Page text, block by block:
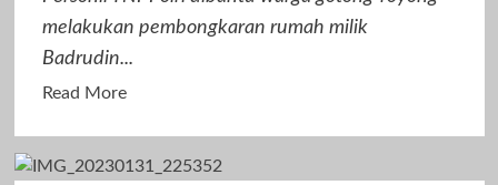
GOR
Cipondoh
melakukan pembongkaran rumah milik
Badrudin...
Read MoreRead
TNI